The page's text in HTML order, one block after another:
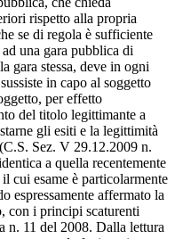
rispetto alla propria
se di regola è sufficiente
una gara pubblica di
gara stessa, deve in ogni
in capo al soggetto
per effetto
del titolo legittimante a
gli esiti e la legittimità
Sez. V 29.12.2009 n.
a quella recentemente
cui esame è particolarmente
espressamente affermato la
con i principi scaturenti
n. 11 del 2008. Dalla lettura